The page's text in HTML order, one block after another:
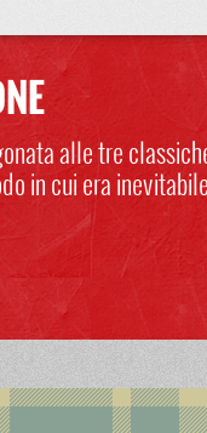
alle tre
in cui era